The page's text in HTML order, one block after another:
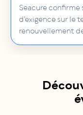
Seacure confirme
d’exigence sur le
renouvellement
pour les travaux